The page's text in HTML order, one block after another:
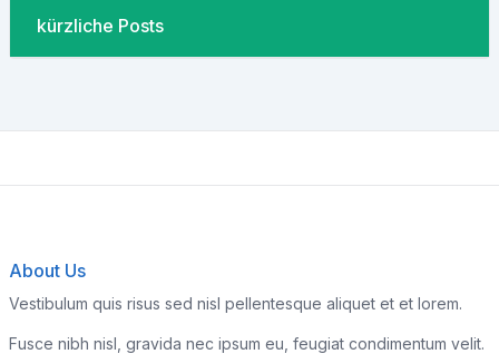
kürzliche Posts
About Us
Vestibulum quis risus sed nisl pellentesque aliquet et et lorem.
Fusce nibh nisl, gravida nec ipsum eu, feugiat condimentum velit.